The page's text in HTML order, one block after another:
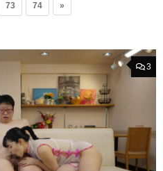
73 74 »
3